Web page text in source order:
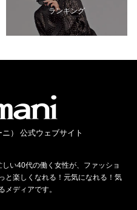
ランキング
） 公式ウェブサイト
い40代の働く女性が、ファッショ
と楽しくなれる！元気になれる！気
メディアです。